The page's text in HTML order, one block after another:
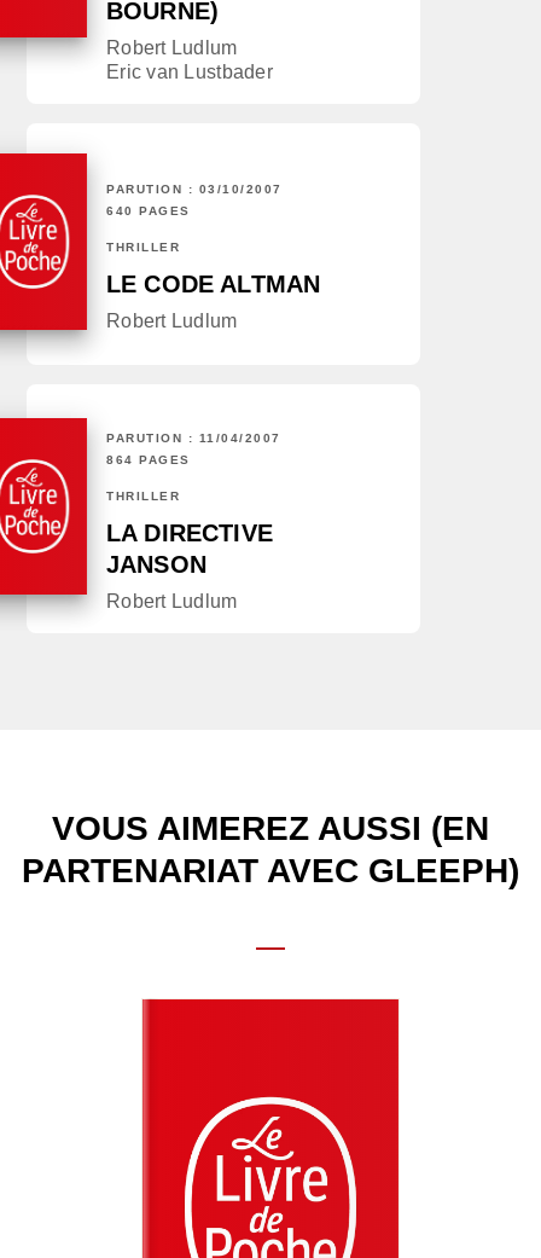
BOURNE)
Robert Ludlum
Eric van Lustbader
PARUTION : 03/10/2007
640 PAGES
THRILLER
LE CODE ALTMAN
Robert Ludlum
PARUTION : 11/04/2007
864 PAGES
THRILLER
LA DIRECTIVE
JANSON
Robert Ludlum
VOUS AIMEREZ AUSSI (EN
PARTENARIAT AVEC GLEEPH)